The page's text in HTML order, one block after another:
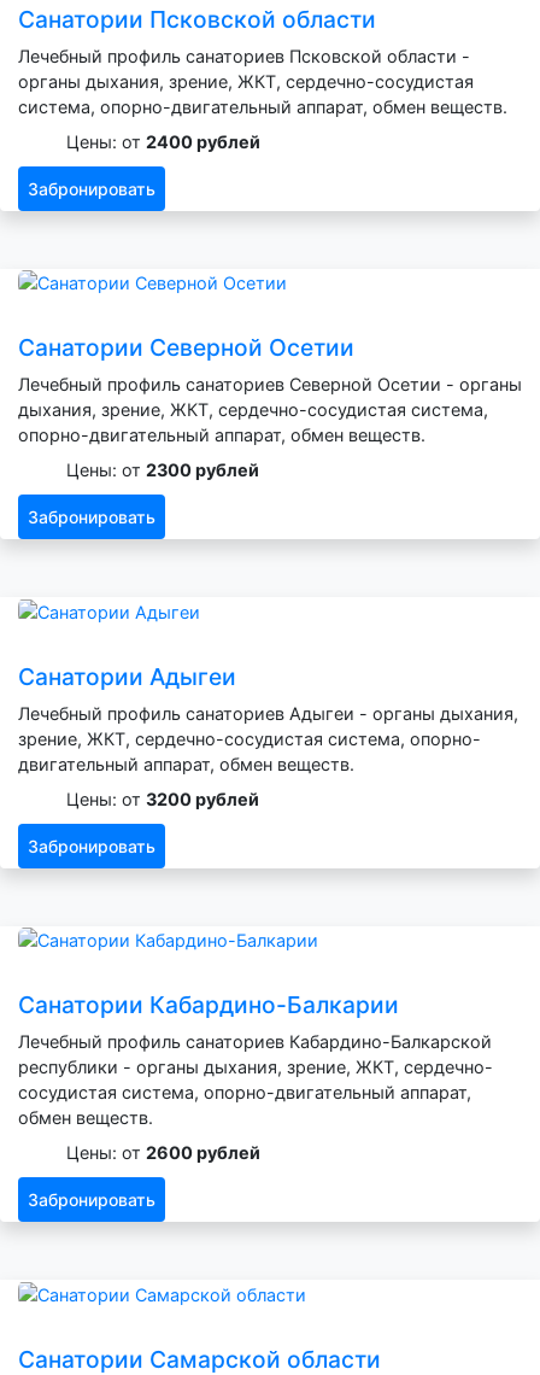
Санатории Псковской области
Лечебный профиль санаториев Псковской области -
органы дыхания, зрение, ЖКТ, сердечно-сосудистая
система, опорно-двигательный аппарат, обмен веществ.
Цены: от 2400 рублей
Забронировать
Санатории Северной Осетии
Лечебный профиль санаториев Северной Осетии - органы
дыхания, зрение, ЖКТ, сердечно-сосудистая система,
опорно-двигательный аппарат, обмен веществ.
Цены: от 2300 рублей
Забронировать
Санатории Адыгеи
Лечебный профиль санаториев Адыгеи - органы дыхания,
зрение, ЖКТ, сердечно-сосудистая система, опорно-
двигательный аппарат, обмен веществ.
Цены: от 3200 рублей
Забронировать
Санатории Кабардино-Балкарии
Лечебный профиль санаториев Кабардино-Балкарской
республики - органы дыхания, зрение, ЖКТ, сердечно-
сосудистая система, опорно-двигательный аппарат,
обмен веществ.
Цены: от 2600 рублей
Забронировать
Санатории Самарской области